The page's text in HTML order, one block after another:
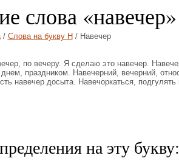
слова «навечер»
/ Слова на букву Н / Навечер
по вечеру. Я сделаю это навечер.
праздником. Навечерний, вечерний,
навечер досыта. Навечоркаться, подгулять
на эту букву: